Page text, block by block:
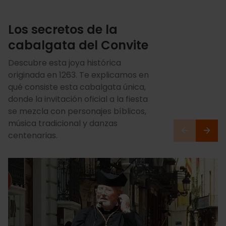
Los secretos de la
cabalgata del Convite
Descubre esta joya histórica
originada en 1263. Te explicamos en
qué consiste esta cabalgata única,
donde la invitación oficial a la fiesta
se mezcla con personajes bíblicos,
música tradicional y danzas
centenarias.